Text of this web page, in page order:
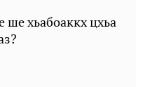
хьабоаккх цхьа